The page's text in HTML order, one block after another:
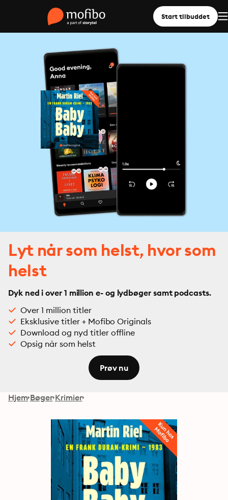
Start tilbuddet
Lyt når som helst, hvor som
helst
Dyk ned i over 1 million e- og lydbøger samt podcasts.
Over 1 million titler
Eksklusive titler + Mofibo Originals
Download og nyd titler offline
Opsig når som helst
Prøv nu
Hjem Bøger Krimier